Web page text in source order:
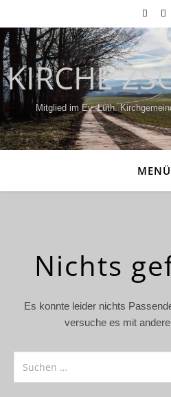
KIRCHE
Mitglied im Ev.-Luth.
MENÜ
Nichts
Es konnte leider nichts
versuche es mit